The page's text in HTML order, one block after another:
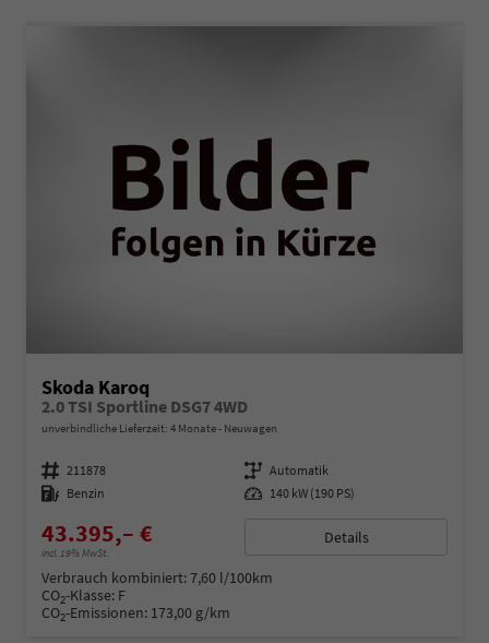
Skoda Karoq
2.0 TSI Sportline DSG7 4WD
unverbindliche Lieferzeit: 4 Monate Neuwagen
Fahrzeugnummer 211878 Getriebe Automatik
Kraftstoff Benzin Leistung 140 kW (190 PS)
43.395,– €
incl. 19% MwSt.
Details
Verbrauch kombiniert:7,60 l/100km
CO2-Klasse: F
CO2-Emissionen: 173,00 g/km